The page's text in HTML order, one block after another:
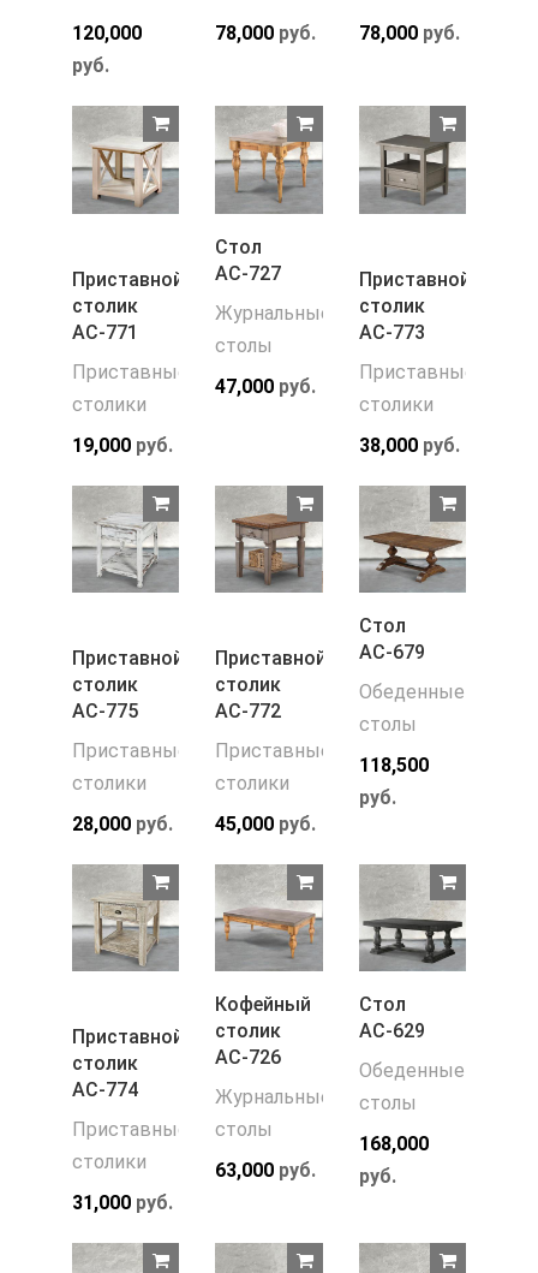
120,000
руб.
78,000 руб.
78,000руб.
Приставной
столик
АС-771
Приставные
столики
19,000 руб.
Стол
АС-727
Журнальные
столы
47,000 руб.
Приставной
столик
АС-773
Приставные
столики
38,000руб.
Приставной
столик
АС-775
Приставные
столики
28,000 руб.
Приставной
столик
АС-772
Приставные
столики
45,000 руб.
Стол
АС-679
Обеденные
столы
118,500
руб.
Приставной
столик
АС-774
Приставные
столики
31,000 руб.
Кофейный
столик
АС-726
Журнальные
столы
63,000 руб.
Стол
АС-629
Обеденные
столы
168,000
руб.